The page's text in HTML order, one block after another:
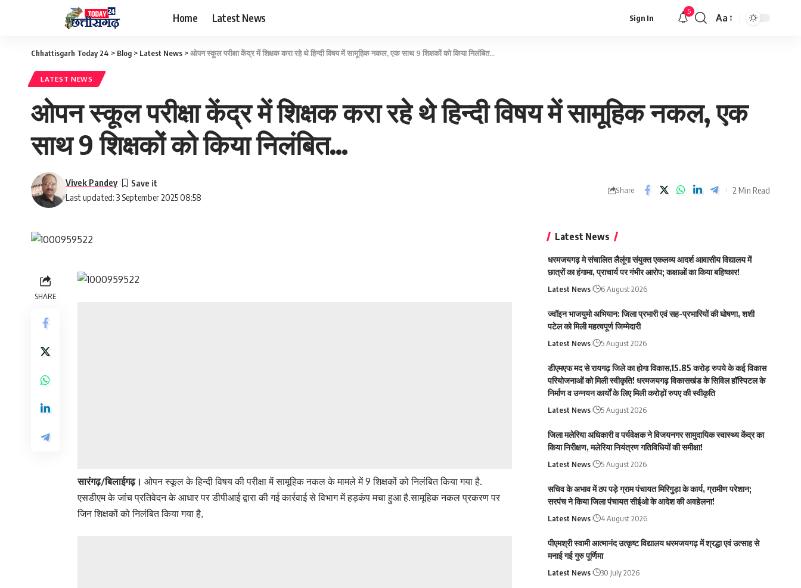
Home Latest News Sign In
5
Font
Aa
Chhattisgarh Today 24 > Blog > Latest News >ओपन स्कूल परीक्षा केंद्र में शिक्षक करा रहे थे हिन्दी विषय में सामूहिक नकल, एक साथ 9 शिक्षकों को किया निलंबित…
LATEST NEWS
ओपन स्कूल परीक्षा केंद्र में शिक्षक करा रहे थे हिन्दी विषय में सामूहिक नकल, एक
साथ 9 शिक्षकों को किया निलंबित…
Last updated: 3 September 2025 08:58
Vivek Pandey
Share 2 Min Read
SHARE
सारंगढ़/बिलाईगढ़। ओपन स्कूल के हिन्दी विषय की परीक्षा में सामूहिक नकल के मामले में 9 शिक्षकों को निलंबित किया गया है.
एसडीएम के जांच प्रतिवेदन के आधार पर डीपीआई द्वारा की गई कार्रवाई से विभाग में हड़कंप मचा हुआ है.सामूहिक नकल प्रकरण पर
जिन शिक्षकों को निलंबित किया गया है,
Latest News
धरमजयगढ़ मे संचालित लैलूंगा संयुक्त एकलव्य आदर्श आवासीय विद्यालय में
छात्रों का हंगामा, प्राचार्य पर गंभीर आरोप; कक्षाओं का किया बहिष्कार!
Latest News 6 August 2026
ज्वॉइन भाजयुमो अभियान: जिला प्रभारी एवं सह-प्रभारियों की घोषणा, शशी
पटेल को मिली महत्वपूर्ण जिम्मेदारी
Latest News 5 August 2026
डीएमएफ मद से रायगढ़ जिले का होगा विकास,15.85 करोड़ रुपये के कई विकास
परियोजनाओं को मिली स्वीकृति! धरमजयगढ़ विकासखंड के सिविल हॉस्पिटल के
निर्माण व उन्नयन कार्यों के लिए मिली करोड़ों रुपए की स्वीकृति
Latest News 5 August 2026
जिला मलेरिया अधिकारी व पर्यवेक्षक ने विजयनगर सामुदायिक स्वास्थ्य केंद्र का
किया निरीक्षण, मलेरिया नियंत्रण गतिविधियों की समीक्षा!
Latest News 5 August 2026
सचिव के अभाव में ठप पड़े ग्राम पंचायत मिरिगुड़ा के कार्य, ग्रामीण परेशान;
सरपंच ने किया जिला पंचायत सीईओ के आदेश की अवहेलना!
Latest News 4 August 2026
पीएमश्री स्वामी आत्मानंद उत्कृष्ट विद्यालय धरमजयगढ़ में श्रद्धा एवं उत्साह से
मनाई गई गुरु पूर्णिमा
Latest News 30 July 2026